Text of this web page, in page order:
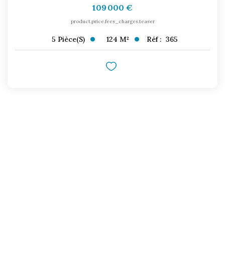
109 000 €
product.price.fees_charges.teaser
5 Pièce(s) 124 M² Réf : 365